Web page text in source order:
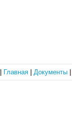
Главная Документы